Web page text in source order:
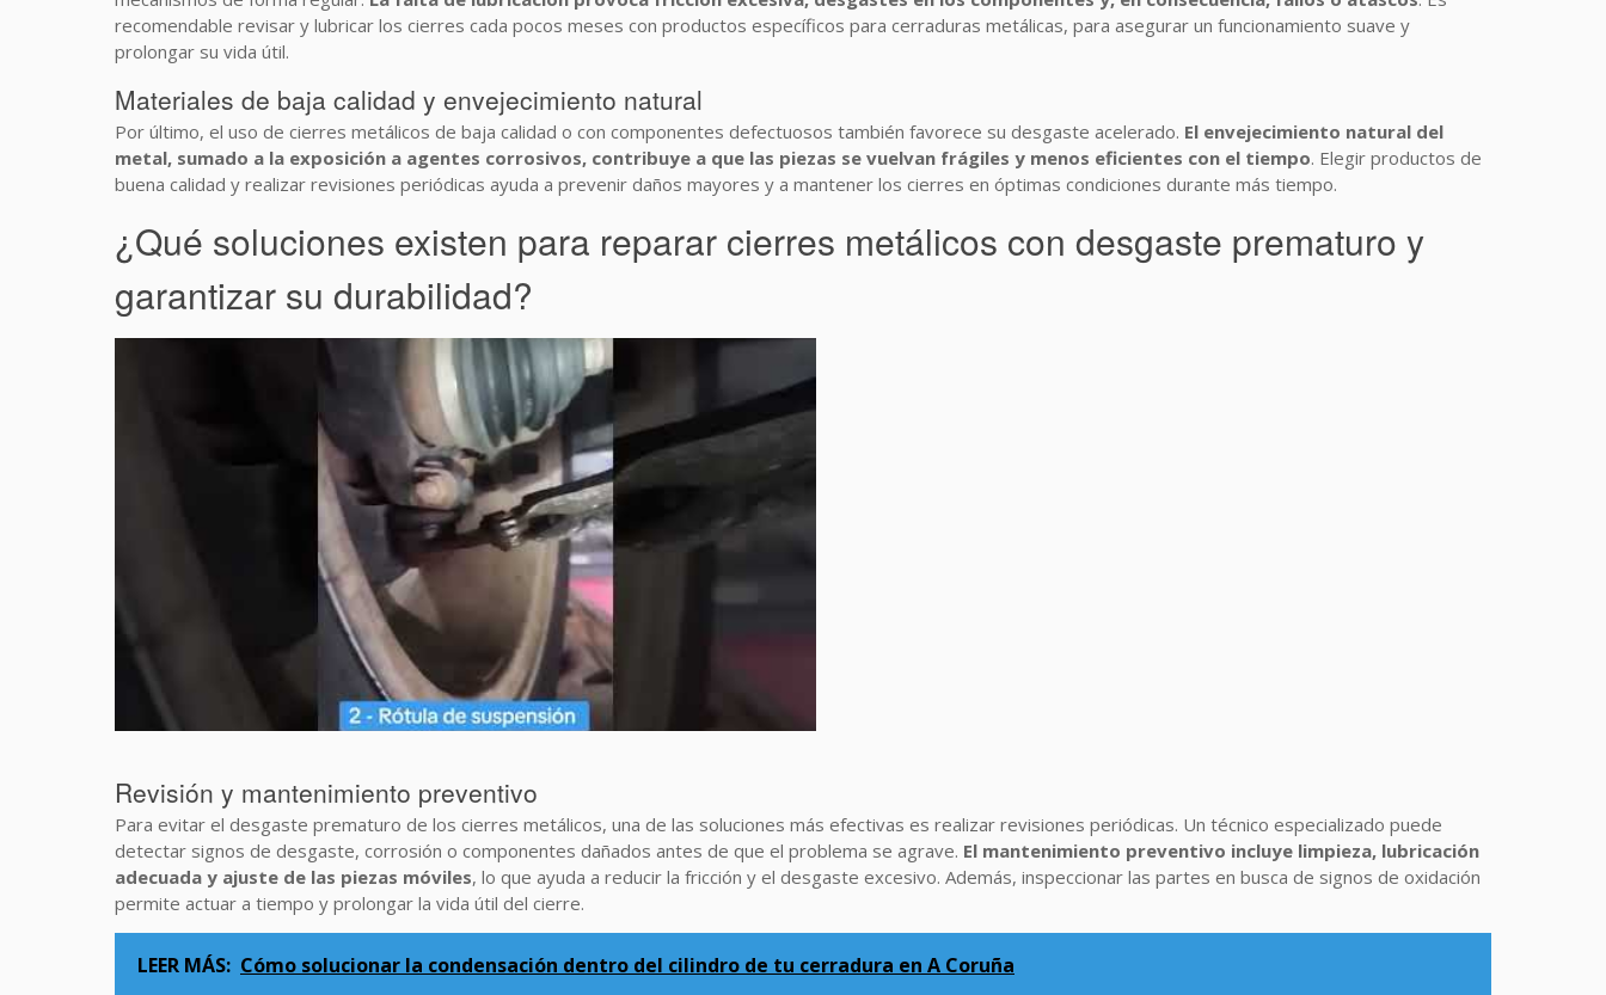
recomendable revisar y lubricar los cierres cada pocos meses con productos específicos para cerraduras metálicas, para asegurar un funcionamiento suave y
prolongar su vida útil.
Materiales de baja calidad y envejecimiento natural
Por último, el uso de cierres metálicos de baja calidad o con componentes defectuosos también favorece su desgaste acelerado. El envejecimiento natural del
metal, sumado a la exposición a agentes corrosivos, contribuye a que las piezas se vuelvan frágiles y menos eficientes con el tiempo. Elegir productos de
buena calidad y realizar revisiones periódicas ayuda a prevenir daños mayores y a mantener los cierres en óptimas condiciones durante más tiempo.
¿Qué soluciones existen para reparar cierres metálicos con desgaste prematuro y
garantizar su durabilidad?
Revisión y mantenimiento preventivo
Para evitar el desgaste prematuro de los cierres metálicos, una de las soluciones más efectivas es realizar revisiones periódicas. Un técnico especializado puede
detectar signos de desgaste, corrosión o componentes dañados antes de que el problema se agrave. El mantenimiento preventivo incluye limpieza, lubricación
adecuada y ajuste de las piezas móviles, lo que ayuda a reducir la fricción y el desgaste excesivo. Además, inspeccionar las partes en busca de signos de oxidación
permite actuar a tiempo y prolongar la vida útil del cierre.
LEER MÁS: Cómo solucionar la condensación dentro del cilindro de tu cerradura en A Coruña